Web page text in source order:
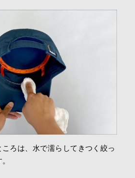
ろは、水で濡らしてきつく絞っ